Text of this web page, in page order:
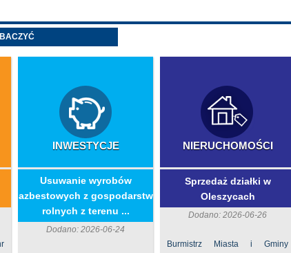
INWESTYCJE
​Usuwanie wyrobów
azbestowych z gospodarstw
rolnych z terenu ...
Dodano: 2026-06-24
NIERUCHOMOŚCI
Sprzedaż działki w
Oleszycach
Dodano: 2026-06-26
Burmistrz Miasta i Gminy